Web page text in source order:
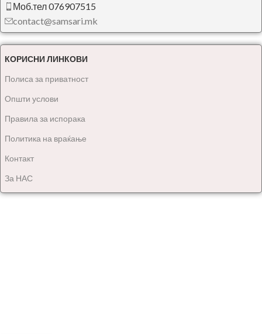
Моб.тел 076907515
contact@samsari.mk
КОРИСНИ ЛИНКОВИ
Полиса за приватност
Општи услови
Правила за испорака
Политика на враќање
Контакт
За НАС